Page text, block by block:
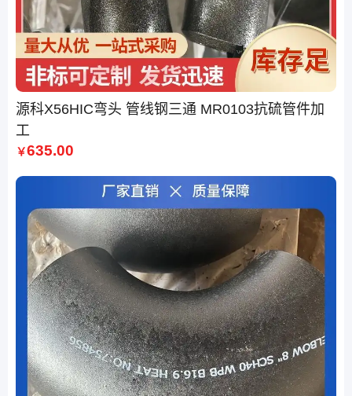
源科X56HIC弯头 管线钢三通 MR0103抗硫管件加
工
￥635.00